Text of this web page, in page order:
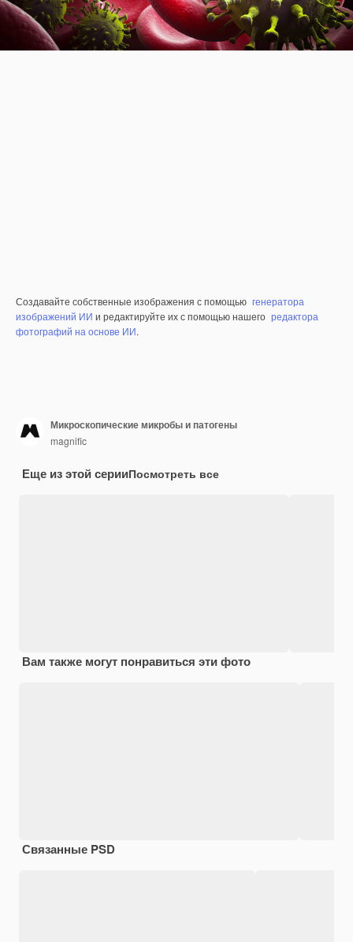
Создавайте собственные изображения с помощью генератора
изображений ИИ и редактируйте их с помощью нашего редактора
фотографий на основе ИИ.
Микроскопические микробы и патогены
magnific
Еще из этой серииПосмотреть все
Вам также могут понравиться эти фото
Связанные PSD